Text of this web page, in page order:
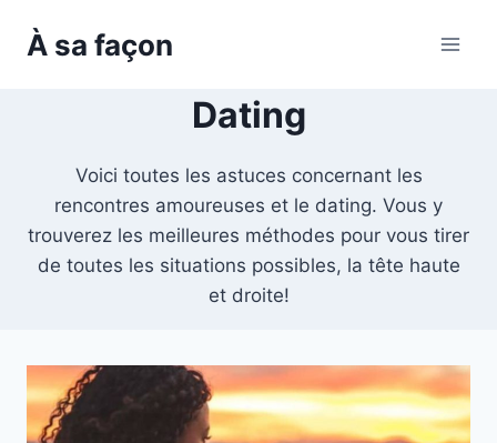
À sa façon
Dating
Voici toutes les astuces concernant les
rencontres amoureuses et le dating. Vous y
trouverez les meilleures méthodes pour vous tirer
de toutes les situations possibles, la tête haute
et droite!